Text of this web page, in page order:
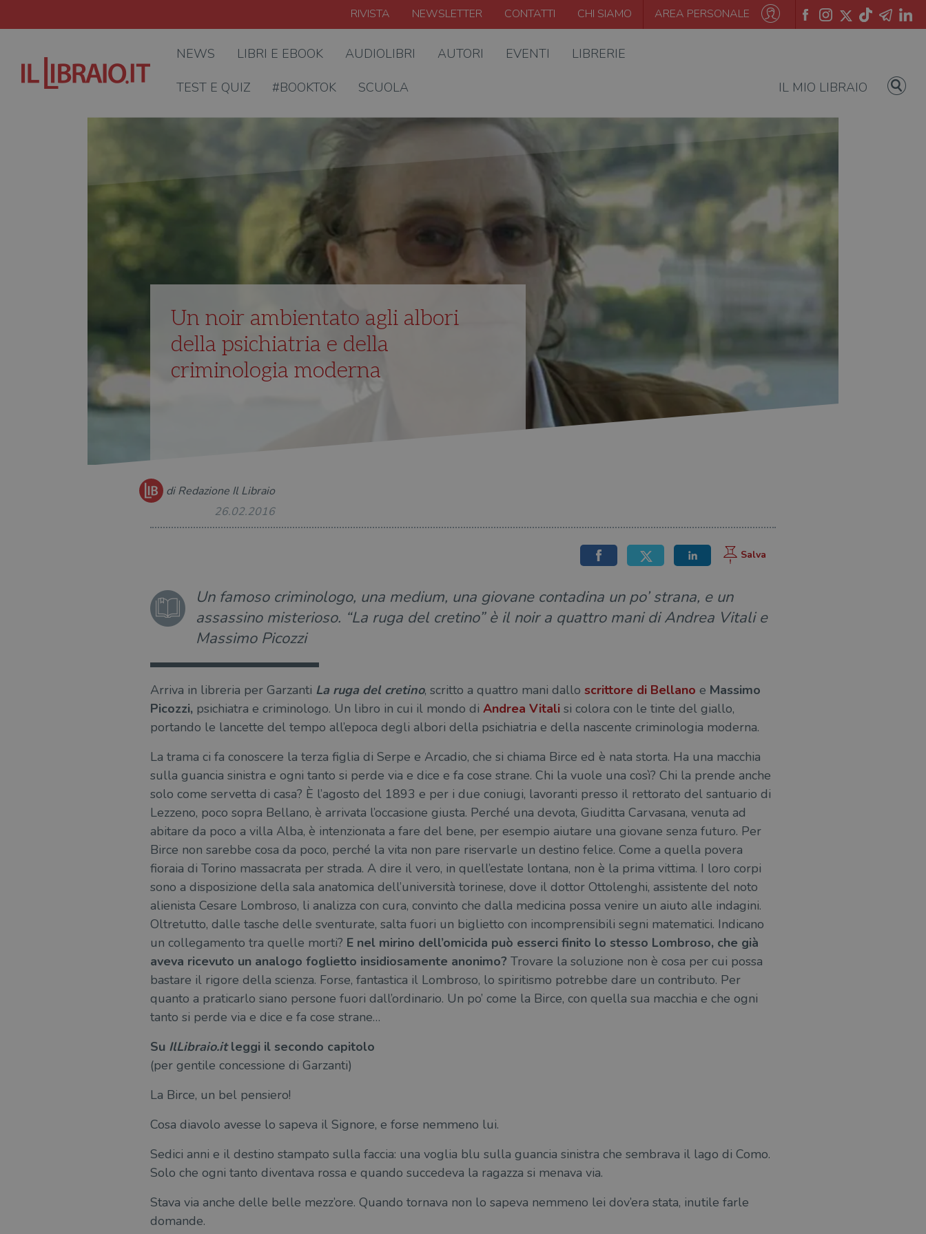
RIVISTA NEWSLETTER CONTATTI CHI SIAMO AREA PERSONALE
NEWS LIBRI E EBOOK AUDIOLIBRI AUTORI EVENTI LIBRERIE
TEST E QUIZ #BOOKTOK SCUOLA IL MIO LIBRAIO
Un noir ambientato agli albori
della psichiatria e della
criminologia moderna
di Redazione Il Libraio
26.02.2016
Un famoso criminologo, una medium, una giovane contadina un po’ strana, e un
assassino misterioso. “La ruga del cretino” è il noir a quattro mani di Andrea Vitali e
Massimo Picozzi
Arriva in libreria per Garzanti La ruga del cretino, scritto a quattro mani dallo scrittore di Bellano e Massimo
Picozzi, psichiatra e criminologo. Un libro in cui il mondo di Andrea Vitalisi colora con le tinte del giallo,
portando le lancette del tempo all’epoca degli albori della psichiatria e della nascente criminologia moderna.
La trama ci fa conoscere la terza figlia di Serpe e Arcadio, che si chiama Birce ed è nata storta. Ha una macchia
sulla guancia sinistra e ogni tanto si perde via e dice e fa cose strane. Chi la vuole una così? Chi la prende anche
solo come servetta di casa? È l’agosto del 1893 e per i due coniugi, lavoranti presso il rettorato del santuario di
Lezzeno, poco sopra Bellano, è arrivata l’occasione giusta. Perché una devota, Giuditta Carvasana, venuta ad
abitare da poco a villa Alba, è intenzionata a fare del bene, per esempio aiutare una giovane senza futuro. Per
Birce non sarebbe cosa da poco, perché la vita non pare riservarle un destino felice. Come a quella povera
fioraia di Torino massacrata per strada. A dire il vero, in quell’estate lontana, non è la prima vittima. I loro corpi
sono a disposizione della sala anatomica dell’università torinese, dove il dottor Ottolenghi, assistente del noto
alienista Cesare Lombroso, li analizza con cura, convinto che dalla medicina possa venire un aiuto alle indagini.
Oltretutto, dalle tasche delle sventurate, salta fuori un biglietto con incomprensibili segni matematici. Indicano
un collegamento tra quelle morti? E nel mirino dell’omicida può esserci finito lo stesso Lombroso, che già
aveva ricevuto un analogo foglietto insidiosamente anonimo? Trovare la soluzione non è cosa per cui possa
bastare il rigore della scienza. Forse, fantastica il Lombroso, lo spiritismo potrebbe dare un contributo. Per
quanto a praticarlo siano persone fuori dall’ordinario. Un po’ come la Birce, con quella sua macchia e che ogni
tanto si perde via e dice e fa cose strane…
Su IlLibraio.itleggi il secondo capitolo
(per gentile concessione di Garzanti)
La Birce, un bel pensiero!
Cosa diavolo avesse lo sapeva il Signore, e forse nemmeno lui.
Sedici anni e il destino stampato sulla faccia: una voglia blu sulla guancia sinistra che sembrava il lago di Como.
Solo che ogni tanto diventava rossa e quando succedeva la ragazza si menava via.
Stava via anche delle belle mezz’ore. Quando tornava non lo sapeva nemmeno lei dov’era stata, inutile farle
domande.